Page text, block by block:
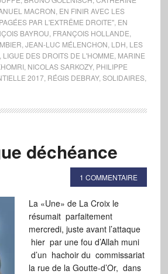
MACRON EN FINIR AVEC LES
PAR L'EXTRÊME DROITE", EN
BAYROU FRANÇOIS HOLLANDE
JEAN-LUC MÉLENCHON LDH LES
LIGUE DES DROITS DE L'HOMME MARINE
, NICOLAS SARKOZY, PHILIPPE
2017, RÉGIS DEBRAY, SOLIDAIRES,
déchéance
1 COMMENTAIRE
La «Une» de La Croix le
résumait parfaitement
mercredi, juste avant l’attaque
hier par une fou d’Allah muni
d’un hachoir du commissariat
la rue de la Goutte-d’Or, dans